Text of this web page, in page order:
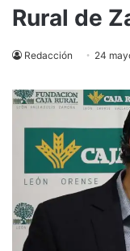
Rural de
Redacción 24